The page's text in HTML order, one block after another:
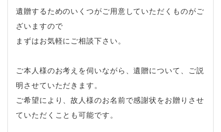
遺贈するためのいくつがご用意していただくものがご
ざいますので
まずはお気軽にご相談下さい。
ご本人様のお考えを伺いながら、遺贈について、ご説
明させていただきます。
ご希望により、故人様のお名前で感謝状をお贈りさせ
ていただくことも可能です。